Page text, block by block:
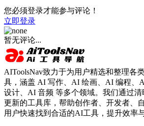
您必须登录才能参与评论！
立即登录
暂无评论...
AIToolsNav致力于为用户精选和整理各
具，涵盖 AI 写作、AI 绘画、AI 编程、
设计、AI 音频 等多个领域。我们通过
更新的工具库，帮助创作者、开发者、
用户快速找到合适的AI工具，提升效率